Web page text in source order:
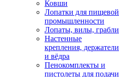
Ковши
Лопатки для пищевой
промышленности
Лопаты, вилы, грабли
Настенные
крепления, держатели
и вёдра
Пенокомплекты и
пистолеты для подачи